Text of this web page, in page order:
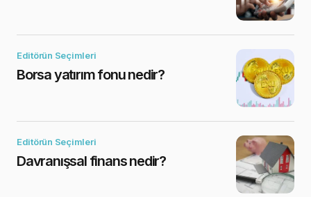
Editörün Seçimleri
Borsa yatırım fonu nedir?
Editörün Seçimleri
Davranışsal finans nedir?